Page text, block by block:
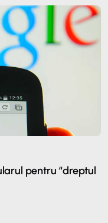
pentru “dreptul